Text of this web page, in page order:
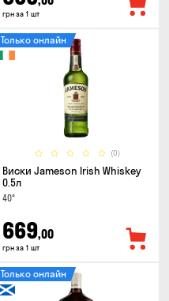
грн за 1 шт
(0)
Только онлайн
Виски Jameson Irish Whiskey
0.5л
40°
669,00
грн за 1 шт
Только онлайн